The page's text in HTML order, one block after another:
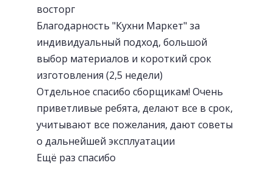
восторг
Благодарность "Кухни Маркет" за
индивидуальный подход, большой
выбор материалов и короткий срок
изготовления (2,5 недели)
Отдельное спасибо сборщикам! Очень
приветливые ребята, делают все в срок,
учитывают все пожелания, дают советы
о дальнейшей эксплуатации
Ещё раз спасибо